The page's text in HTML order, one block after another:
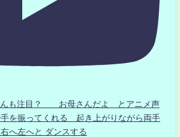
んも注目？ お母さんだよ とアニメ声
を振ってくれる 起き上がりながら両手
へ左へと ダンスする